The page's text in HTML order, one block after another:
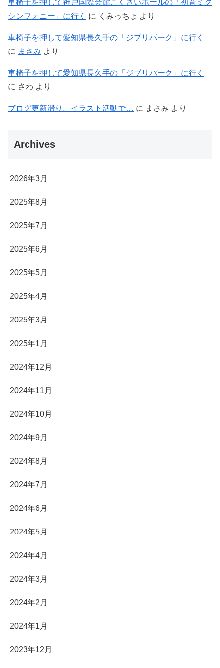
車椅子を押して神戸国際会館こくさいホールの「初音ミク
シンフォニー」に行く
に くみっちょ より
車椅子を押して愛知県長久手の「ジブリパーク」に行く
に まさみ より
車椅子を押して愛知県長久手の「ジブリパーク」に行く
に さわ より
ブログ更新滞り。イラスト活動で… に まさみ より
Archives
2026年3月
2025年8月
2025年7月
2025年6月
2025年5月
2025年4月
2025年3月
2025年1月
2024年12月
2024年11月
2024年10月
2024年9月
2024年8月
2024年7月
2024年6月
2024年5月
2024年4月
2024年3月
2024年2月
2024年1月
2023年12月